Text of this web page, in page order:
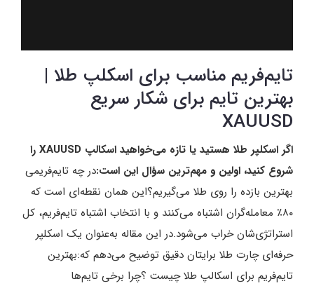
تایم‌فریم مناسب برای اسکلپ طلا |
بهترین تایم برای شکار سریع
XAUUSD
اگر اسکلپر طلا هستید یا تازه می‌خواهید اسکالپ XAUUSD را
شروع کنید، اولین و مهم‌ترین سؤال این است:در چه تایم‌فریمی
بهترین بازده را روی طلا می‌گیریم؟این همان نقطه‌ای است که
۸۰٪ معامله‌گران اشتباه می‌کنند و با انتخاب اشتباه تایم‌فریم، کل
استراتژی‌شان خراب می‌شود.در این مقاله به‌عنوان یک اسکلپر
حرفه‌ای چارت طلا برایتان دقیق توضیح می‌دهم که:بهترین
تایم‌فریم برای اسکالپ طلا چیست ؟چرا برخی تایم‌ها